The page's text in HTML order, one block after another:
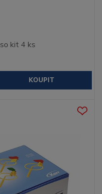
kit 4 ks
KOUPIT